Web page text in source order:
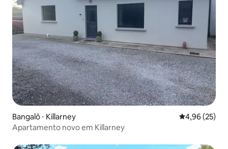
Bangalô ⋅ Killarney 4,96 de uma
4,96 (25)
Apartamento novo em Killarney